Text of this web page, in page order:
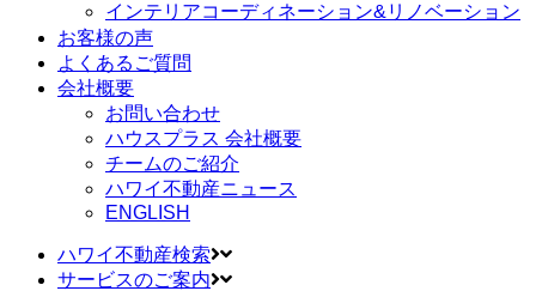
インテリアコーディネーション&リノベーション
お客様の声
よくあるご質問
会社概要
お問い合わせ
ハウスプラス 会社概要
チームのご紹介
ハワイ不動産ニュース
ENGLISH
ハワイ不動産検索
サービスのご案内